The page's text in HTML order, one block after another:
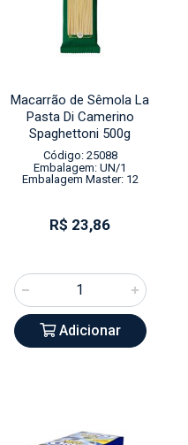
Macarrão de Sêmola La
Pasta Di Camerino
Spaghettoni 500g
Código: 25088
Embalagem: UN/1
Embalagem Master: 12
R$ 23,86
Adicionar